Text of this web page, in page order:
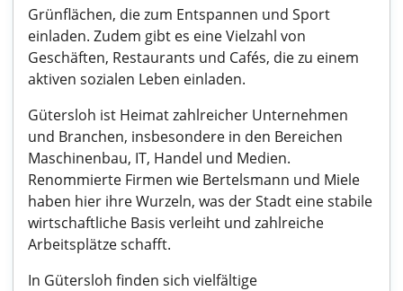
Grünflächen, die zum Entspannen und Sport
einladen. Zudem gibt es eine Vielzahl von
Geschäften, Restaurants und Cafés, die zu einem
aktiven sozialen Leben einladen.
Gütersloh ist Heimat zahlreicher Unternehmen
und Branchen, insbesondere in den Bereichen
Maschinenbau, IT, Handel und Medien.
Renommierte Firmen wie Bertelsmann und Miele
haben hier ihre Wurzeln, was der Stadt eine stabile
wirtschaftliche Basis verleiht und zahlreiche
Arbeitsplätze schafft.
In Gütersloh finden sich vielfältige